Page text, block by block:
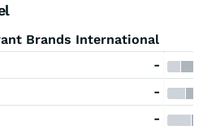
Brands International
-
-
-